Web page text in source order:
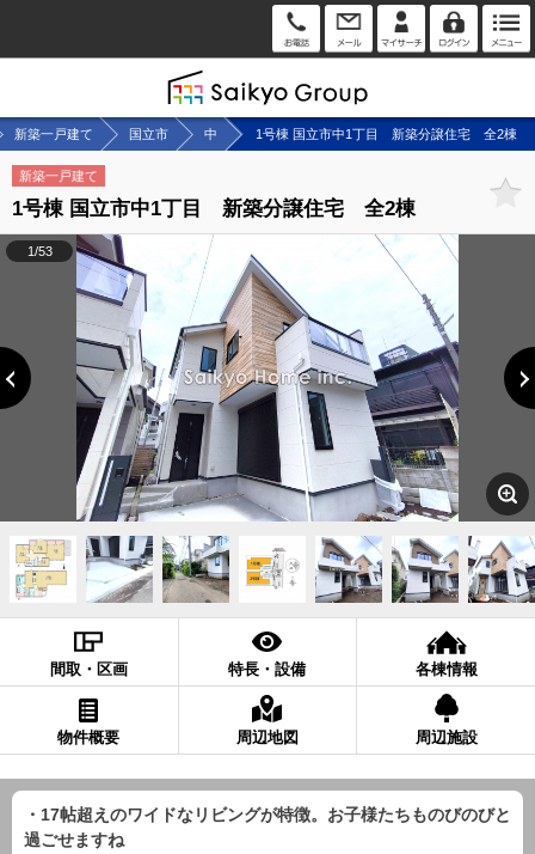
新築一戸建て 国立市 中 1号棟 国立市中1丁目 新築分譲住宅 全2棟
新築一戸建て
1号棟 国立市中1丁目 新築分譲住宅 全2棟
1/53
間取・区画 特長・設備 各棟情報
物件概要 周辺地図 周辺施設
・17帖超えのワイドなリビングが特徴。お子様たちものびのびと
過ごせますね